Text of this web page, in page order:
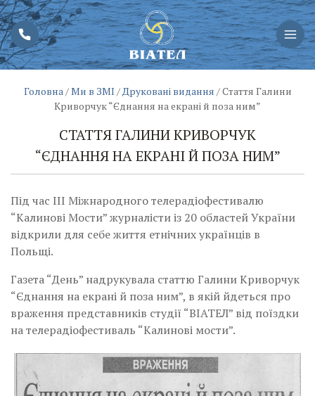
Головна /Ми в ЗМІ / Друковані видання /Стаття Галини
Криворчук “Єднання на екрані й поза ним”
СТАТТЯ ГАЛИНИ КРИВОРЧУК
“ЄДНАННЯ НА ЕКРАНІ Й ПОЗА НИМ”
Під час ІІІ Міжнародного телерадіофестивалю
“Калинові Мости” журналісти із 20 областей України
відкрили для себе життя етнічних українців в
Польщі.
Газета “День” надрукувала статтю Галини Криворчук
“Єднання на екрані й поза ним”, в якій йдеться про
враження представників студії “ВІАТЕЛ” від поїздки
на телерадіофестиваль “Калинові мости”.